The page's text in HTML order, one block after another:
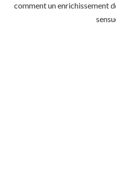
comment un enrichissement